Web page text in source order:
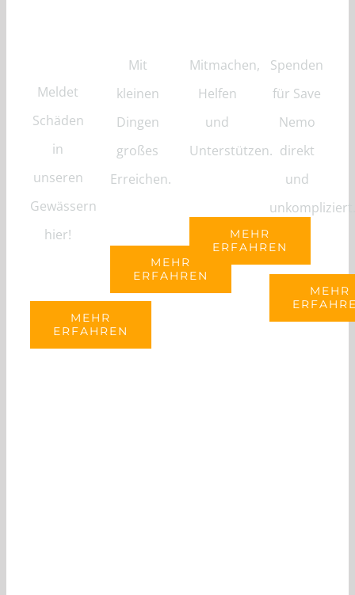
Meldet
Schäden
in
unseren
Gewässern
hier!
MEHR
ERFAHREN
Mit
kleinen
Dingen
großes
Erreichen.
MEHR
ERFAHREN
Mitmachen,
Helfen
und
Unterstützen.
MEHR
ERFAHREN
Spenden
für Save
Nemo
direkt
und
unkompliziert.
MEHR